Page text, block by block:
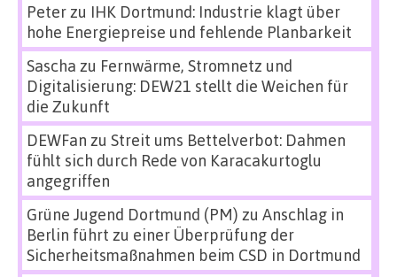
Peterzu IHK Dortmund: Industrie klagt über
hohe Energiepreise und fehlende Planbarkeit
Sascha zu Fernwärme, Stromnetz und
Digitalisierung: DEW21 stellt die Weichen für
die Zukunft
DEWFan zu Streit ums Bettelverbot: Dahmen
fühlt sich durch Rede von Karacakurtoglu
angegriffen
Grüne Jugend Dortmund (PM) zu Anschlag in
Berlin führt zu einer Überprüfung der
Sicherheitsmaßnahmen beim CSD in Dortmund